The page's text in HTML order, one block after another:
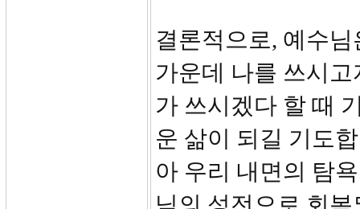
결론적으로, 예수
가운데 나를 쓰시
가 쓰시겠다 할 때
운 삶이 되길 기도
아 우리 내면의 탐